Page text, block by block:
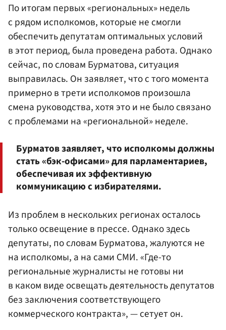
По итогам первых «региональных» недель
с рядом исполкомов, которые не смогли
обеспечить депутатам оптимальных условий
в этот период, была проведена работа. Однако
сейчас, по словам Бурматова, ситуация
выправилась. Он заявляет, что с того момента
примерно в трети исполкомов произошла
смена руководства, хотя это и не было связано
с проблемами на «региональной» неделе.
Бурматов заявляет, что исполкомы должны
стать «бэк-офисами» для парламентариев,
обеспечивая их эффективную
коммуникацию с избирателями.
Из проблем в нескольких регионах осталось
только освещение в прессе. Однако здесь
депутаты, по словам Бурматова, жалуются не
на исполкомы, а на сами СМИ. «Где-то
региональные журналисты не готовы ни
в каком виде освещать деятельность депутатов
без заключения соответствующего
коммерческого контракта», — сетует он.